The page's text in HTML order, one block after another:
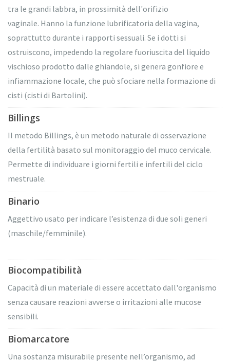
tra le grandi labbra, in prossimità dell'orifizio
vaginale. Hanno la funzione lubrificatoria della vagina,
soprattutto durante i rapporti sessuali. Se i dotti si
ostruiscono, impedendo la regolare fuoriuscita del liquido
vischioso prodotto dalle ghiandole, si genera gonfiore e
infiammazione locale, che può sfociare nella formazione di
cisti (cisti di Bartolini).
Billings
Il metodo Billings, è un metodo naturale di osservazione
della fertilità basato sul monitoraggio del muco cervicale.
Permette di individuare i giorni fertili e infertili del ciclo
mestruale.
Binario
Aggettivo usato per indicare l’esistenza di due soli generi
(maschile/femminile).
Biocompatibilità
Capacità di un materiale di essere accettato dall'organismo
senza causare reazioni avverse o irritazioni alle mucose
sensibili.
Biomarcatore
Una sostanza misurabile presente nell’organismo, ad